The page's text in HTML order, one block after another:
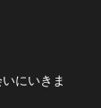
にいきま